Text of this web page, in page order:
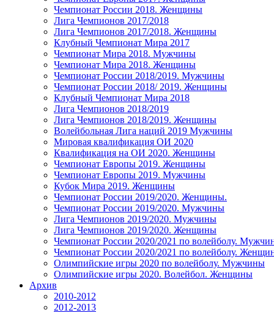
Чемпионат России 2018. Женщины
Лига Чемпионов 2017/2018
Лига Чемпионов 2017/2018. Женщины
Клубный Чемпионат Мира 2017
Чемпионат Мира 2018. Мужчины
Чемпионат Мира 2018. Женщины
Чемпионат России 2018/2019. Мужчины
Чемпионат России 2018/ 2019. Женщины
Клубный Чемпионат Мира 2018
Лига Чемпионов 2018/2019
Лига Чемпионов 2018/2019. Женщины
Волейбольная Лига наций 2019 Мужчины
Мировая квалификация ОИ 2020
Квалификация на ОИ 2020. Женщины
Чемпионат Европы 2019. Женщины
Чемпионат Европы 2019. Мужчины
Кубок Мира 2019. Женщины
Чемпионат России 2019/2020. Женщины.
Чемпионат России 2019/2020. Мужчины
Лига Чемпионов 2019/2020. Мужчины
Лига Чемпионов 2019/2020. Женщины
Чемпионат России 2020/2021 по волейболу.
Чемпионат России 2020/2021 по волейболу.
Олимпийские игры 2020 по волейболу. Мужчины
Олимпийские игры 2020. Волейбол. Женщины
Архив
2010-2012
2012-2013